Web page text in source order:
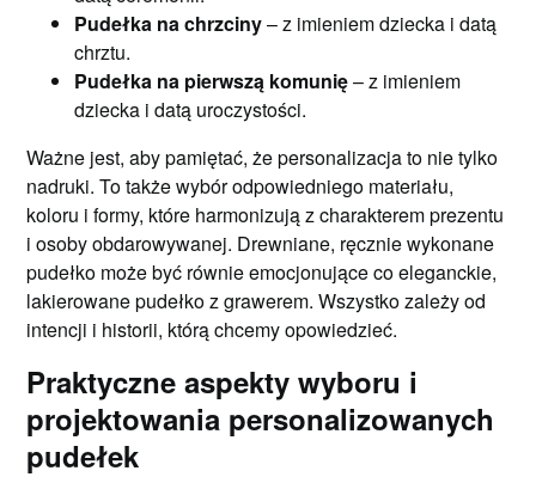
Pudełka na chrzciny– z imieniem dziecka i datą
chrztu.
Pudełka na pierwszą komunię– z imieniem
dziecka i datą uroczystości.
Ważne jest, aby pamiętać, że personalizacja to nie tylko
nadruki. To także wybór odpowiedniego materiału,
koloru i formy, które harmonizują z charakterem prezentu
i osoby obdarowywanej. Drewniane, ręcznie wykonane
pudełko może być równie emocjonujące co eleganckie,
lakierowane pudełko z grawerem. Wszystko zależy od
intencji i historii, którą chcemy opowiedzieć.
Praktyczne aspekty wyboru i
projektowania personalizowanych
pudełek